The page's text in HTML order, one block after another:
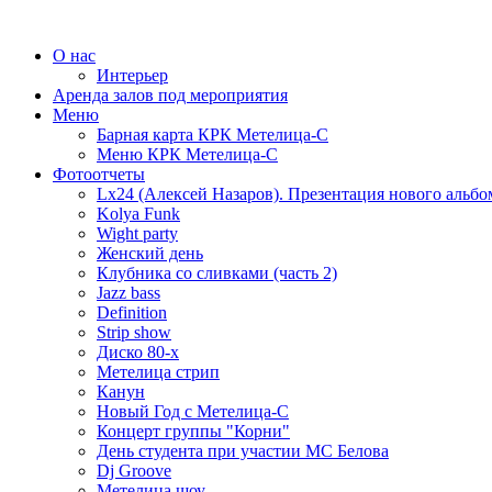
О нас
Интерьер
Аренда залов под мероприятия
Меню
Барная карта КРК Метелица-С
Меню КРК Метелица-С
Фотоотчеты
Lx24 (Алексей Назаров). Презентация нового
Kolya Funk
Wight party
Женский день
Клубника со сливками (часть 2)
Jazz bass
Definition
Strip show
Диско 80-х
Метелица стрип
Канун
Новый Год с Метелица-С
Концерт группы "Корни"
День студента при участии МС Белова
Dj Groove